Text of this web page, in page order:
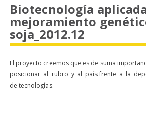
Biotecnología
mejoramiento
soja_2012.12
El proyecto creemos que es de suma
posicionar al rubro y al país frente a la
de tecnologías.